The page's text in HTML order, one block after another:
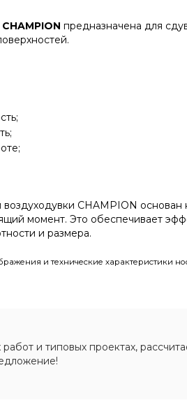
предназначена для
CHAMPION основан
момент. Это обеспечивает
и размера.
и технические характеристики
и типовых проектах,